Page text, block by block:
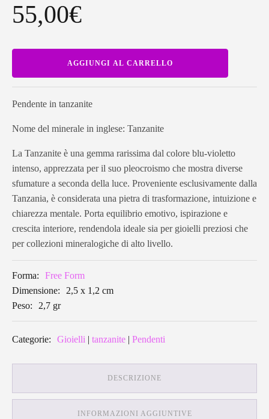
55,00€
tanzanite
TANP12
AGGIUNGI AL CARRELLO
Pendente in tanzanite
Nome del minerale in inglese: Tanzanite
La Tanzanite è una gemma rarissima dal colore blu-violetto
intenso, apprezzata per il suo pleocroismo che mostra diverse
sfumature a seconda della luce. Proveniente esclusivamente dalla
Tanzania, è considerata una pietra di trasformazione, intuizione e
chiarezza mentale. Porta equilibrio emotivo, ispirazione e
crescita interiore, rendendola ideale sia per gioielli preziosi che
per collezioni mineralogiche di alto livello.
Forma:
Free Form
Dimensione:
2,5 x 1,2 cm
Peso:
2,7 gr
Categorie: Gioielli tanzanite Pendenti
DESCRIZIONE
INFORMAZIONI AGGIUNTIVE